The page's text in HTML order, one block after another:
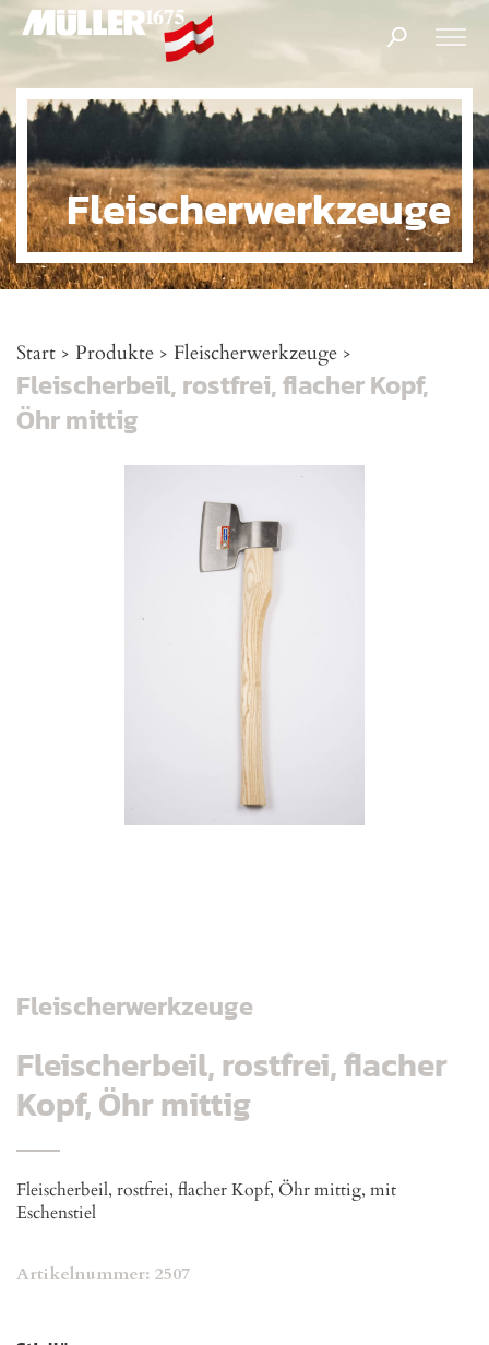
Products
search
Fleischerwerkzeuge
Start > Produkte > Fleischerwerkzeuge >
Fleischerbeil, rostfrei, flacher Kopf,
Öhr mittig
Fleischerwerkzeuge
Fleischerbeil, rostfrei, flacher
Kopf, Öhr mittig
Fleischerbeil, rostfrei, flacher Kopf, Öhr mittig, mit
Eschenstiel
Artikelnummer: 2507